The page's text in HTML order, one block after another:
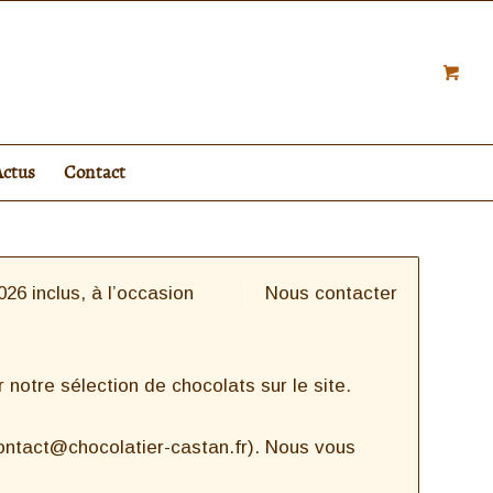
Contact
Nous contacter
inclus, à l’occasion
notre sélection de chocolats sur le site.
castan.fr). Nous vous